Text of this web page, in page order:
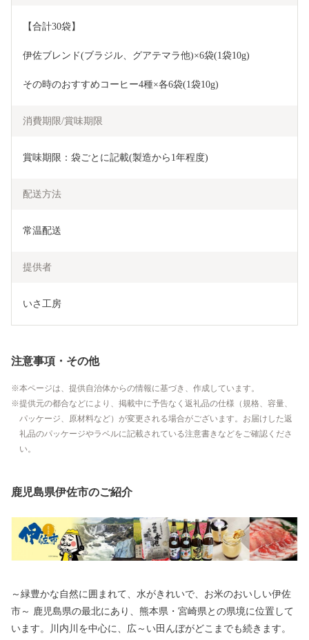
【合計30袋】
伊佐ブレンド(ブラジル、グアテマラ他)×6袋(1袋10g)
その時のおすすめコーヒー4種×各6袋(1袋10g)
消費期限/賞味期限
賞味期限：袋ごとに記載(製造から1年程度)
配送方法
常温配送
提供者
いさ工房
注意事項・その他
本ページは、提供自治体からの情報に基づき、作成しています。
提供元の都合などにより、掲載中に予告なく返礼品の仕様（規格、容量、
パッケージ、原材料など）が変更される場合がございます。お届けした返
礼品のパッケージやラベルに記載されている注意書きなどをご確認くださ
い。
鹿児島県伊佐市のご紹介
～緑豊かな自然に囲まれて、水がきれいで、お米のおいしい伊佐
市～ 鹿児島県の最北にあり、熊本県・宮崎県との県境に位置して
います。川内川を中心に、広～い田んぼがどこまでも続きます。